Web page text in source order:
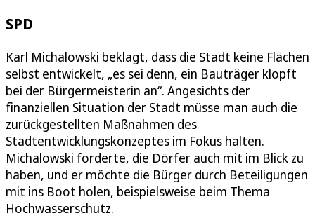
SPD
Karl Michalowski beklagt, dass die Stadt keine Flächen
selbst entwickelt, „es sei denn, ein Bauträger klopft
bei der Bürgermeisterin an“. Angesichts der
finanziellen Situation der Stadt müsse man auch die
zurückgestellten Maßnahmen des
Stadtentwicklungskonzeptes im Fokus halten.
Michalowski forderte, die Dörfer auch mit im Blick zu
haben, und er möchte die Bürger durch Beteiligungen
mit ins Boot holen, beispielsweise beim Thema
Hochwasserschutz.